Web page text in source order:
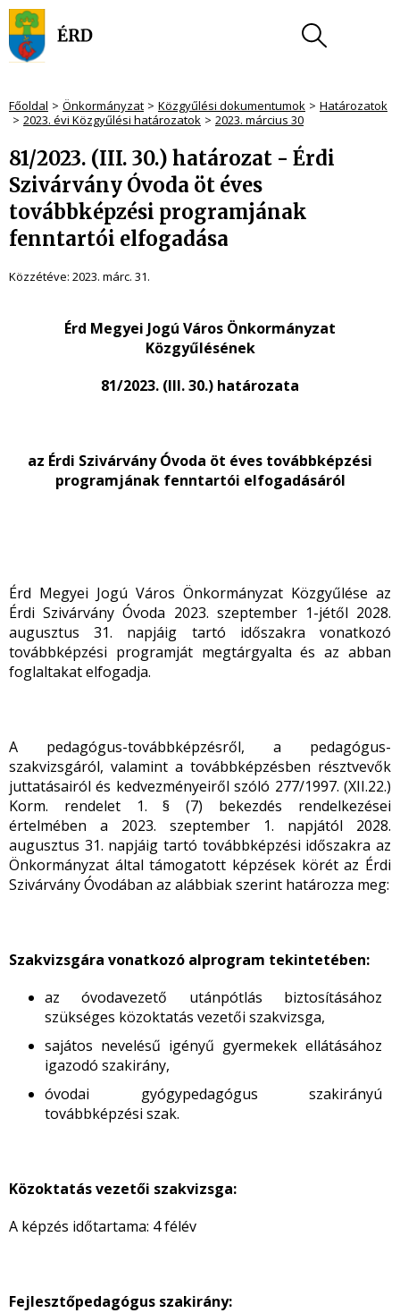
Főoldal Önkormányzat Közgyűlési dokumentumok
Határozatok
2023. évi Közgyűlési határozatok
2023. március 30
81/2023. (III. 30.) határozat - Érdi
Szivárvány Óvoda öt éves
továbbképzési programjának
fenntartói elfogadása
Közzétéve: 2023. márc. 31.
Érd Megyei Jogú Város Önkormányzat
Közgyűlésének
81/2023. (III. 30.) határozata
az Érdi Szivárvány Óvoda öt éves továbbképzési
programjánakfenntartói elfogadásáról
Érd Megyei Jogú Város Önkormányzat Közgyűlése az
Érdi Szivárvány Óvoda 2023. szeptember 1-jétől 2028.
augusztus 31. napjáig tartó időszakra vonatkozó
továbbképzési programját megtárgyalta és az abban
foglaltakat elfogadja.
A pedagógus-továbbképzésről, a pedagógus-
szakvizsgáról, valamint a továbbképzésben résztvevők
juttatásairól és kedvezményeiről szóló 277/1997. (XII.22.)
Korm. rendelet 1. § (7) bekezdés rendelkezései
értelmében a 2023. szeptember 1. napjától 2028.
augusztus 31. napjáig tartó továbbképzési időszakra az
Önkormányzat által támogatott képzések körét az Érdi
Szivárvány Óvodában az alábbiak szerint határozza meg:
Szakvizsgára vonatkozó alprogram tekintetében:
az óvodavezető utánpótlás biztosításához
szükséges közoktatás vezetői szakvizsga,
sajátos nevelésű igényű gyermekek ellátásához
igazodó szakirány,
óvodai gyógypedagógus szakirányú
továbbképzési szak.
Közoktatás vezetői szakvizsga:
A képzés időtartama: 4 félév
Fejlesztőpedagógus szakirány: